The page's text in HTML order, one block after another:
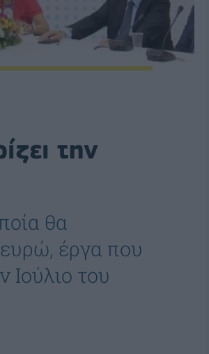
την
θα
έργα που
του